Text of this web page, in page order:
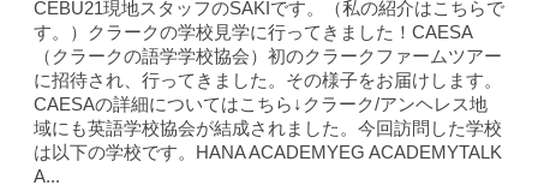
CEBU21現地スタッフのSAKIです。（私の紹介はこちら で
す。）クラークの学校見学に行ってきました！CAESA
（クラークの語学学校協会）初のクラークファームツアー
に招待され、行ってきました。その様子をお届けします。
CAESAの詳細についてはこちら↓クラーク/アンヘレス地
域にも英語学校協会が結成されました。今回訪問した学校
は以下の学校です。HANA ACADEMYEG ACADEMYTALK
A...